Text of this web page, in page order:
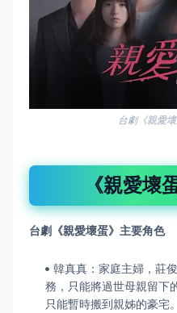
台劇《親愛
《親愛壞
台劇《親愛壞蛋》 主要角色
韓真真：家庭主婦，莊
務，只能將過世母親留下
只能暫時搬到親姊的豪宅。